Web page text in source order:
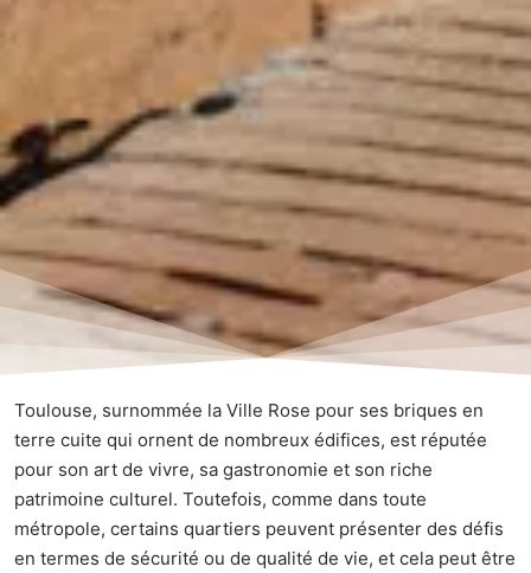
Toulouse, surnommée la Ville Rose pour ses briques en
terre cuite qui ornent de nombreux édifices, est réputée
pour son art de vivre, sa gastronomie et son riche
patrimoine culturel. Toutefois, comme dans toute
métropole, certains quartiers peuvent présenter des défis
en termes de sécurité ou de qualité de vie, et cela peut être